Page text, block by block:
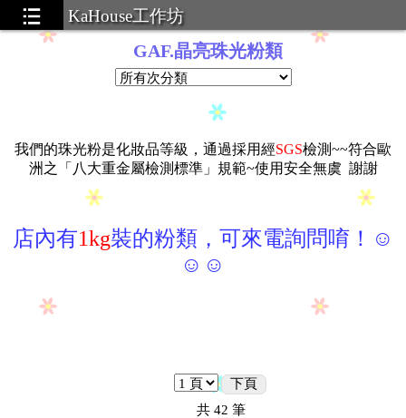
KaHouse工作坊
GAF.晶亮珠光粉類
我們的珠光粉是化妝品等級，通過採用經SGS檢測~~符合歐
洲之「八大重金屬檢測標準」規範~使用安全無虞 謝謝
店內有1kg裝的粉類，可來電詢問唷！☺
☺☺
下頁
共 42 筆